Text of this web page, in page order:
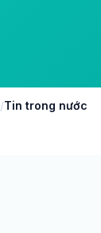
/Tin trong nước